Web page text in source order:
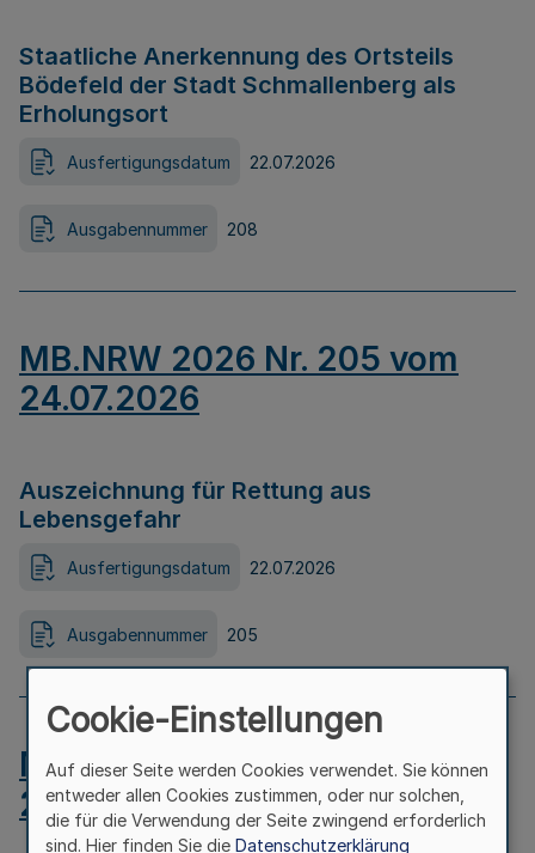
Staatliche Anerkennung des Ortsteils
Bödefeld der Stadt Schmallenberg als
Erholungsort
Ausfertigungsdatum 22.07.2026
Ausgabennummer 208
MB.NRW 2026 Nr. 205 vom
24.07.2026
Auszeichnung für Rettung aus
Lebensgefahr
Ausfertigungsdatum 22.07.2026
Ausgabennummer 205
MB.NRW 2026 Nr. 204 vom
24.07.2026
Cookie-Einstellungen
Auf dieser Seite werden Cookies verwendet. Sie können
entweder allen Cookies zustimmen, oder nur solchen,
die für die Verwendung der Seite zwingend erforderlich
sind. Hier finden Sie die Datenschutzerklärung